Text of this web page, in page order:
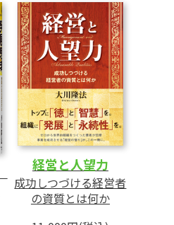
経営と人望力
成功しつづける経営者
の資質とは何か